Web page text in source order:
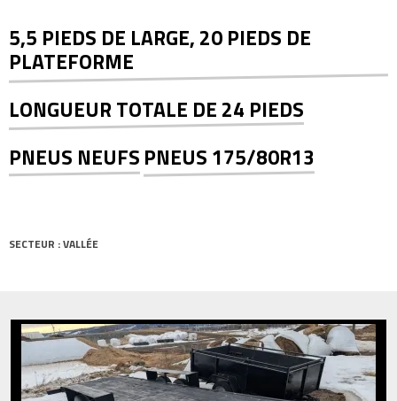
5,5 PIEDS DE LARGE, 20 PIEDS DE
PLATEFORME
LONGUEUR TOTALE DE 24 PIEDS
PNEUS NEUFS PNEUS 175/80R13
SECTEUR : VALLÉE